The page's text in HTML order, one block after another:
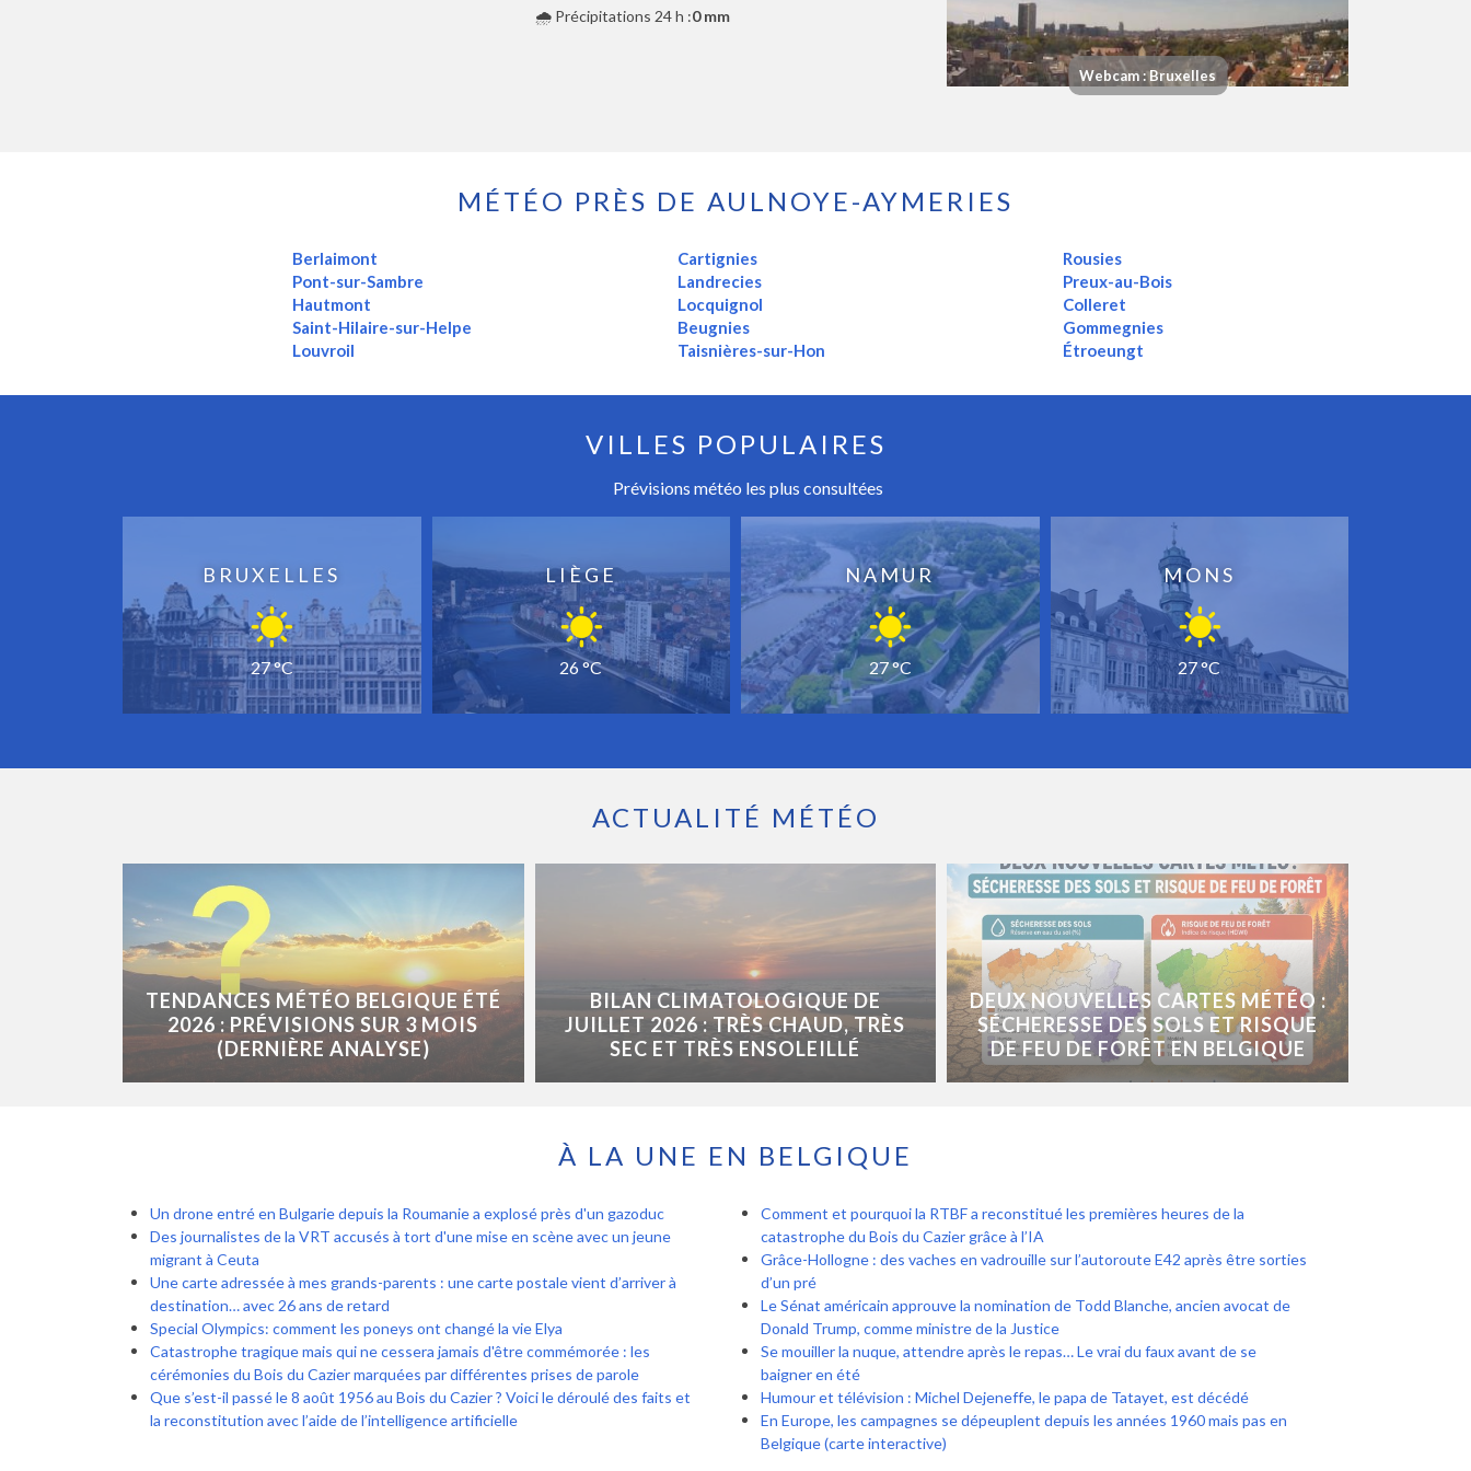
🌧️ Précipitations 24 h :0 mm
Webcam : Bruxelles
MÉTÉO PRÈS DE AULNOYE-AYMERIES
Berlaimont
Pont-sur-Sambre
Hautmont
Saint-Hilaire-sur-Helpe
Louvroil
Cartignies
Landrecies
Locquignol
Beugnies
Taisnières-sur-Hon
Rousies
Preux-au-Bois
Colleret
Gommegnies
Étroeungt
VILLES POPULAIRES
Prévisions météo les plus consultées
BRUXELLES
27 °C
LIÈGE
26 °C
NAMUR
27 °C
MONS
27 °C
ACTUALITÉ MÉTÉO
TENDANCES MÉTÉO BELGIQUE ÉTÉ
2026 : PRÉVISIONS SUR 3 MOIS
(DERNIÈRE ANALYSE)
BILAN CLIMATOLOGIQUE DE
JUILLET 2026 : TRÈS CHAUD, TRÈS
SEC ET TRÈS ENSOLEILLÉ
DEUX NOUVELLES CARTES MÉTÉO :
SÉCHERESSE DES SOLS ET RISQUE
DE FEU DE FORÊT EN BELGIQUE
À LA UNE EN BELGIQUE
Un drone entré en Bulgarie depuis la Roumanie a explosé près d'un gazoduc
Des journalistes de la VRT accusés à tort d'une mise en scène avec un jeune
migrant à Ceuta
Une carte adressée à mes grands-parents : une carte postale vient d’arriver à
destination… avec 26 ans de retard
Special Olympics: comment les poneys ont changé la vie Elya
Catastrophe tragique mais qui ne cessera jamais d'être commémorée : les
cérémonies du Bois du Cazier marquées par différentes prises de parole
Que s’est-il passé le 8 août 1956 au Bois du Cazier ? Voici le déroulé des faits et
la reconstitution avec l’aide de l’intelligence artificielle
Comment et pourquoi la RTBF a reconstitué les premières heures de la
catastrophe du Bois du Cazier grâce à l’IA
Grâce-Hollogne : des vaches en vadrouille sur l’autoroute E42 après être sorties
d’un pré
Le Sénat américain approuve la nomination de Todd Blanche, ancien avocat de
Donald Trump, comme ministre de la Justice
Se mouiller la nuque, attendre après le repas… Le vrai du faux avant de se
baigner en été
Humour et télévision : Michel Dejeneffe, le papa de Tatayet, est décédé
En Europe, les campagnes se dépeuplent depuis les années 1960 mais pas en
Belgique (carte interactive)